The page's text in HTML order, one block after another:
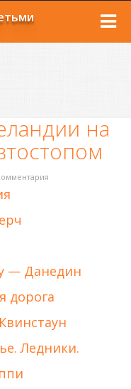
на
— Данедин
дорога
Ледники.